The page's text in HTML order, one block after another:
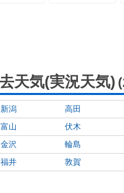
天気(実況天気)
新潟 高田
富山 伏木
金沢 輪島
福井 敦賀